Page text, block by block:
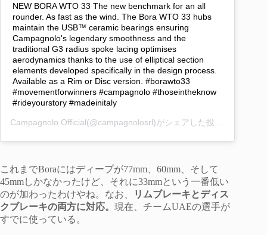
NEW BORA WTO 33 The new benchmark for an all
rounder. As fast as the wind. The Bora WTO 33 hubs
maintain the USB™ ceramic bearings ensuring
Campagnolo's legendary smoothness and the
traditional G3 radius spoke lacing optimises
aerodynamics thanks to the use of elliptical section
elements developed specifically in the design process.
Available as a Rim or Disc version. #borawto33
#movementforwinners #campagnolo #thoseintheknow
#rideyourstory #madeinitaly
Campagnolo Official(@campagnolosrl)がシェアした投稿 –
これまでBoraにはディープが77mm、60mm、そして
45mmしかなかったけど、それに33mmという一番低い
のが加わったわけやね。なお、
リムブレーキとディス
クブレーキの両方に対応。 現在、チームUAEの選手が
すでに使っている。